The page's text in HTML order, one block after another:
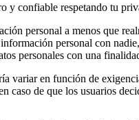
y confiable respetando tu
personal a menos que
personal con
personales con una
variar en función de
caso de que los usuarios